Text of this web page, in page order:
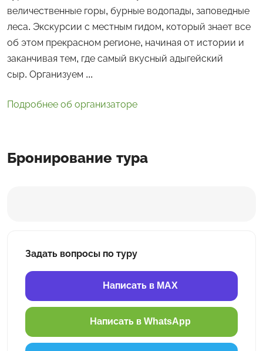
величественные горы, бурные водопады, заповедные
леса. Экскурсии с местным гидом, который знает все
об этом прекрасном регионе, начиная от истории и
заканчивая тем, где самый вкусный адыгейский
сыр. Организуем ...
Подробнее об организаторе
Бронирование тура
Задать вопросы по туру
Написать в MAX
Написать в WhatsApp